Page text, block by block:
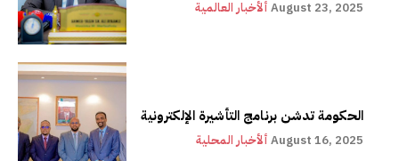
ألأخبار العالمية August 23, 2025
الحكومة تدشن برنامج التأشيرة الإلكترونية
ألأخبار المحلية August 16, 2025